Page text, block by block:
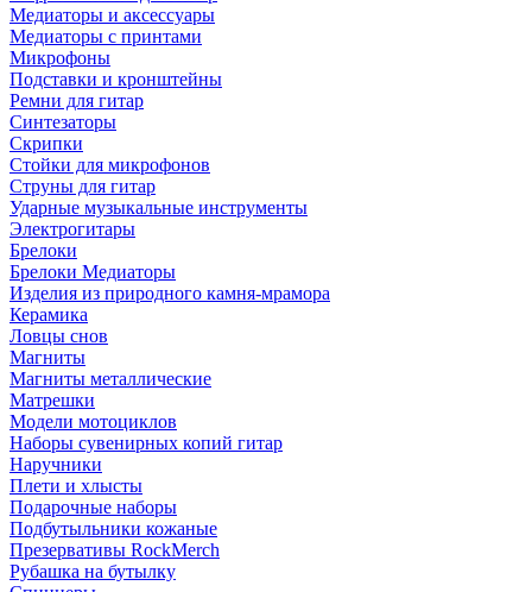
Медиаторы и аксессуары
Медиаторы с принтами
Микрофоны
Подставки и кронштейны
Ремни для гитар
Синтезаторы
Скрипки
Стойки для микрофонов
Струны для гитар
Ударные музыкальные инструменты
Электрогитары
Брелоки
Брелоки Медиаторы
Изделия из природного камня-мрамора
Керамика
Ловцы снов
Магниты
Магниты металлические
Матрешки
Модели мотоциклов
Наборы сувенирных копий гитар
Наручники
Плети и хлысты
Подарочные наборы
Подбутыльники кожаные
Презервативы RockMerch
Рубашка на бутылку